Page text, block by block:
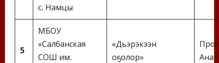
с. Намцы
5
МБОУ
«Салбанская
СОШ им.
«Дьэрэкээн
оҕолор»